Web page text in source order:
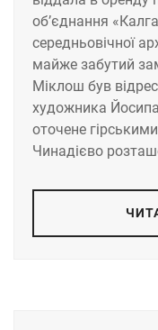
об’єднання
середньовічної
майже забутий
Міклош був
художника
оточене
Чинадієво